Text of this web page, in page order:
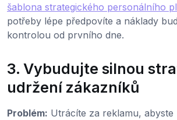
šablona strategického personálního
potřeby lépe předpovíte a náklady
kontrolou od prvního dne.
3. Vybudujte silnou
udržení zákazníků
Problém: Utrácíte za reklamu, abyste